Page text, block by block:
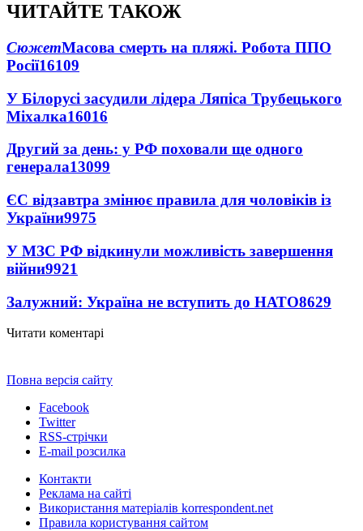
ЧИТАЙТЕ ТАКОЖ
СюжетМасова смерть на пляжі. Робота ППО
Росії16109
У Білорусі засудили лідера Ляпіса Трубецького
Міхалка16016
Другий за день: у РФ поховали ще одного
генерала13099
ЄС відзавтра змінює правила для чоловіків із
України9975
У МЗС РФ відкинули можливість завершення
війни9921
Залужний: Україна не вступить до НАТО8629
Читати коментарі
Повна версія сайту
Facebook
Twitter
RSS-стрічки
E-mail розсилка
Контакти
Реклама на сайті
Використання матеріалів korrespondent.net
Правила користування сайтом